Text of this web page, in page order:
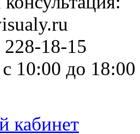
18-15
10:00 до 18:00
кабинет